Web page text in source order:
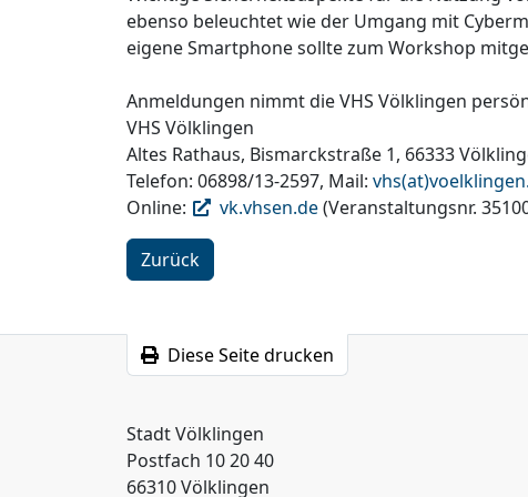
ebenso beleuchtet wie der Umgang mit
eigene Smartphone sollte zum Workshop
Anmeldungen nimmt die VHS Völklingen
VHS Völklingen
Altes Rathaus, Bismarckstraße 1, 66333
Telefon: 06898/13-2597, Mail:
Online:
vk.vhsen.de(Veranstaltungsnr.
Zurück
Diese Seite drucken
Stadt Völklingen
Postfach 10 20 40
66310 Völklingen